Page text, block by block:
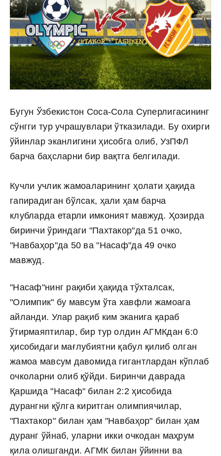
Бугун Ўзбекистон Cоcа-Cола Суперлигасининг
сўнгги тур учрашувлари ўтказилади. Бу охирги
ўйинлар эканлигини ҳисобга олиб, УзПФЛ
барча баҳсларни бир вақтга белгилади.
Кучли учлик жамоаларининг ҳолати ҳақида
гапирадиган бўлсак, ҳали ҳам барча
клубларда етарли имконият мавжуд. Ҳозирда
биринчи ўриндаги "Пахтакор"да 51 очко,
"Навбаҳор"да 50 ва "Насаф"да 49 очко
мавжуд.
"Насаф"нинг рақиби ҳақида тўхталсак,
"Олимпик" бу мавсум ўта хавфли жамоага
айланди. Улар рақиб ким эканига қараб
ўтирмаяптилар, бир тур олдин АГМКдан 6:0
ҳисобидаги мағлубиятни қабул қилиб олган
жамоа мавсум давомида гигантлардан кўплаб
очколарни олиб қўйди. Биринчи даврада
Қаршида "Насаф" билан 2:2 ҳисобида
дурангни қўлга киритган олимпиячилар,
"Пахтакор" билан ҳам "Навбаҳор" билан ҳам
дуранг ўйнаб, уларни икки очкодан маҳрум
қила олишганди. АГМК билан ўйинни ва